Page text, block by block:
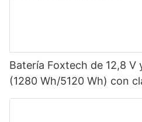
Batería Foxtech de 12,8 V
(1280 Wh/5120 Wh) con
almacenamiento de